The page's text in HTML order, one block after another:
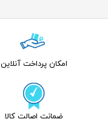
امکان پرداخت آنلاین
ضمانت اصالت کالا